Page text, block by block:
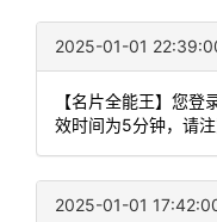
2025-01-01
【名片全能王】您
效时间为5分钟，请注
2025-01-01